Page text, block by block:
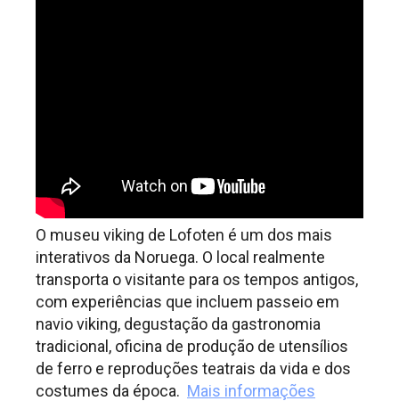
O museu viking de Lofoten é um dos mais
interativos da Noruega. O local realmente
transporta o visitante para os tempos antigos,
com experiências que incluem passeio em
navio viking, degustação da gastronomia
tradicional, oficina de produção de utensílios
de ferro e reproduções teatrais da vida e dos
costumes da época. Mais informações